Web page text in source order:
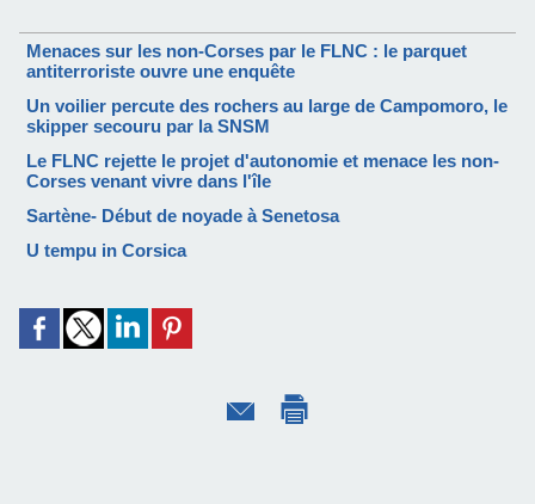
Menaces sur les non-Corses par le FLNC : le parquet
antiterroriste ouvre une enquête
Un voilier percute des rochers au large de Campomoro, le
skipper secouru par la SNSM
Le FLNC rejette le projet d'autonomie et menace les non-
Corses venant vivre dans l'île
Sartène- Début de noyade à Senetosa
U tempu in Corsica